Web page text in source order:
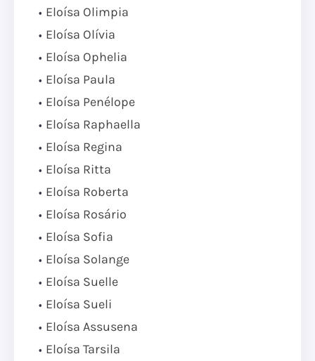
Eloísa Olimpia
Eloísa Olívia
Eloísa Ophelia
Eloísa Paula
Eloísa Penélope
Eloísa Raphaella
Eloísa Regina
Eloísa Ritta
Eloísa Roberta
Eloísa Rosário
Eloísa Sofia
Eloísa Solange
Eloísa Suelle
Eloísa Sueli
Eloísa Assusena
Eloísa Tarsila